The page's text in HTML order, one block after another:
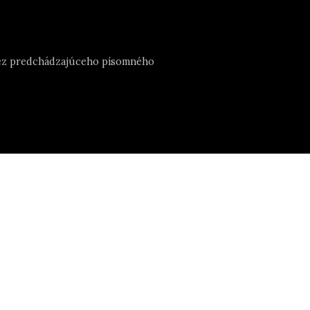
predchádzajúceho písomného